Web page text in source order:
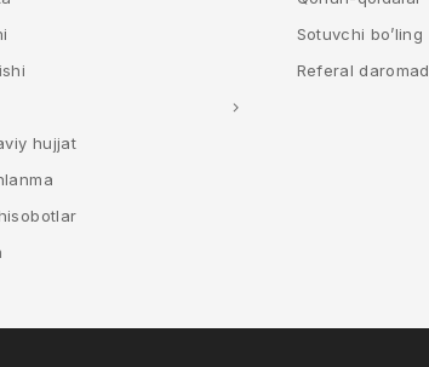
hujjat
Sotuvchi bo’ling
Referal daromad